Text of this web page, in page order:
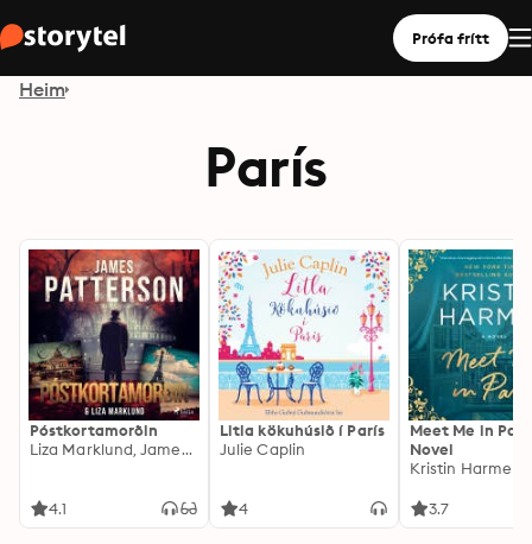
Prófa frítt
Heim
París
Póstkortamorðin
Liza Marklund, James Patterson
4.1
Litla kökuhúsið í París
Julie Caplin
4
Meet Me in
Novel
Kristin Harmel
3.7